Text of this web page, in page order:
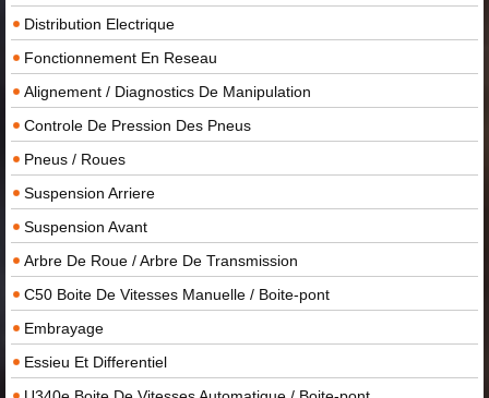
Distribution Electrique
Fonctionnement En Reseau
Alignement / Diagnostics De Manipulation
Controle De Pression Des Pneus
Pneus / Roues
Suspension Arriere
Suspension Avant
Arbre De Roue / Arbre De Transmission
C50 Boite De Vitesses Manuelle / Boite-pont
Embrayage
Essieu Et Differentiel